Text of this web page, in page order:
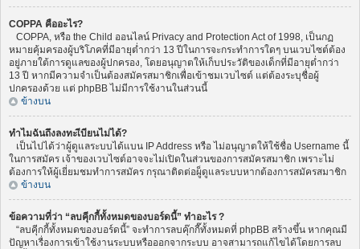
COPPA คืออะไร?
COPPA, หรือ the Child ออนไลน์ Privacy and Protection Act of 1998, เป็นกฏ
หมายคุ้มครองผู้บริโภคที่มีอายุต่ำกว่า 13 ปีในการจะกระทำการใดๆ บนเวบไซต์ต้อง
อยู่ภายใต้การดูแลของผู้ปกครอง, โดยอนุญาตให้เก็บประวัติของเด็กที่มีอายุต่ำกว่า
13 ปี หากมีความจำเป็นต้องสมัครสมาชิกเพื่อเข้าชมเวบไซต์ แต่ต้องระบุชื่อผู้
ปกครองด้วย แต่ phpBB ไม่มีการใช้งานในส่วนนี้
ข้างบน
ทำไมฉันถึงลงทะเีบียนไม่ได้?
เป็นไปได้ว่าผู้ดูแลระบบได้แบน IP Address หรือ ไม่อนุญาตให้ใช้ชื่อ Username นี้
ในการสมัคร เจ้าของเวบไซต์อาจจะไม่เปิดในส่วนของการสมัครสมาชิก เพราะไม่
ต้องการให้ผู้เยี่ยมชมทำการสมัคร กรุณาติดต่อผู็ดูแลระบบหากต้องการสมัครสมาชิก
ข้างบน
ข้อความที่ว่า “ลบคุีกกี้ทั้งหมดของบอร์ดนี้” ทำอะไร ?
“ลบคุีกกี้ทั้งหมดของบอร์ดนี้” จะทำการลบคุ๊กกี๊ทั้งหมดที่ phpBB สร้างขึ้น หากคุณมี
ปัญหาเรื่องการเข้าใช้งานระบบหรือออกจากระบบ อาจสามารถแก้ไขได้โดยการลบ